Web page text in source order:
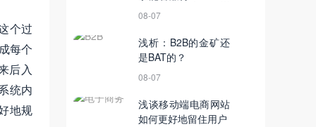
个过
每个
后入
统内
地规
商模式的抉择与融合
08-07
浅析：B2B的金矿还
是BAT的？
08-07
浅谈移动端电商网站
如何更好地留住用户